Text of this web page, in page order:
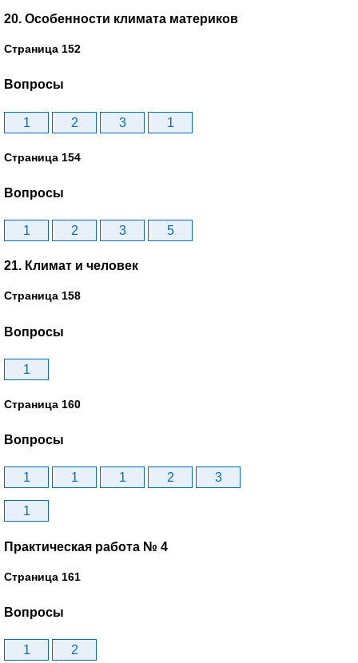
20. Особенности климата материков
Страница 152
Вопросы
1 2 3 1
Страница 154
Вопросы
1 2 3 5
21. Климат и человек
Страница 158
Вопросы
1
Страница 160
Вопросы
1 1 1 2 3
1
Практическая работа № 4
Страница 161
Вопросы
1 2